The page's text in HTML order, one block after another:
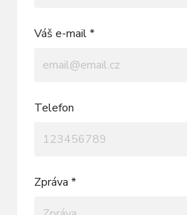
Váš e-mail *
Telefon
Zpráva *